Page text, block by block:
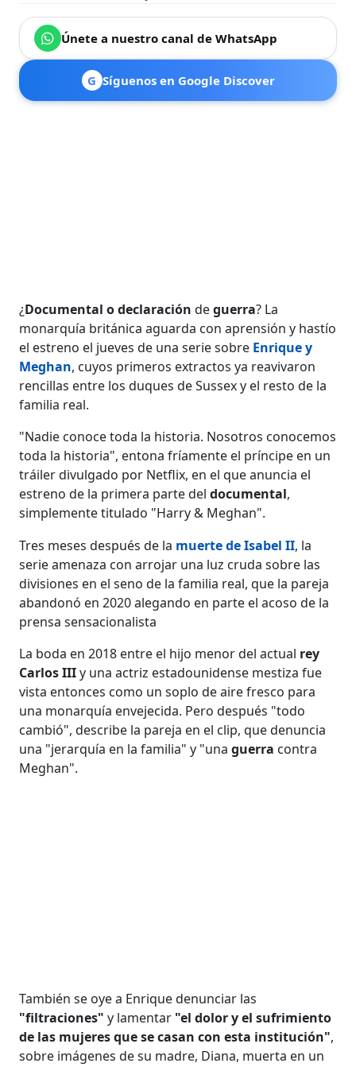
Únete a nuestro canal de WhatsApp
G Síguenos en Google Discover
¿Documental odeclaración deguerra? La
monarquía británica aguarda con aprensión y hastío
el estreno el jueves de una serie sobre Enrique y
Meghan, cuyos primeros extractos ya reavivaron
rencillas entre los duques de Sussex y el resto de la
familia real.
"Nadie conoce toda la historia. Nosotros conocemos
toda la historia", entona fríamente el príncipe en un
tráiler divulgado por Netflix, en el que anuncia el
estreno de la primera parte deldocumental,
simplemente titulado "Harry & Meghan".
Tres meses después de la muerte de Isabel II, la
serie amenaza con arrojar una luz cruda sobre las
divisiones en el seno de la familia real, que la pareja
abandonó en 2020 alegando en parte el acoso de la
prensa sensacionalista
La boda en 2018 entre el hijo menor del actual rey
Carlos IIIy una actriz estadounidense mestiza fue
vista entonces como un soplo de aire fresco para
una monarquía envejecida. Pero después "todo
cambió", describe la pareja en el clip, que denuncia
una "jerarquía en la familia" y "unaguerra contra
Meghan".
También se oye a Enrique denunciar las
"filtraciones" y lamentar "el dolor y el sufrimiento
de las mujeres que se casan con esta institución",
sobre imágenes de su madre, Diana, muerta en un